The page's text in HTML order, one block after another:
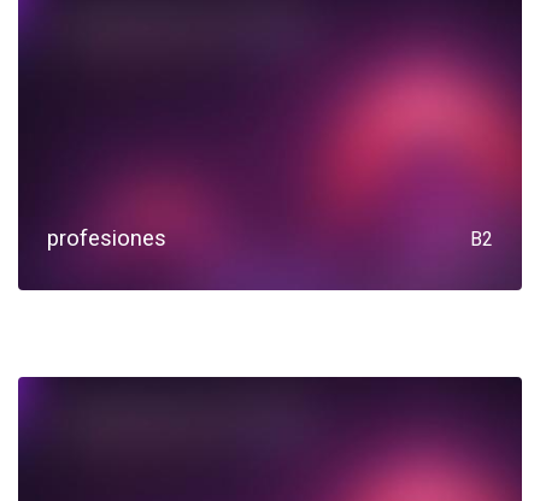
profesiones B2